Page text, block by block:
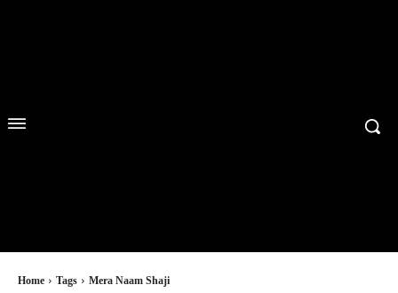
Home Tags Mera Naam Shaji